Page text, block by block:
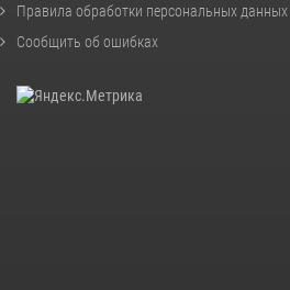
Правила обработки персональных данных
Сообщить об ошибках